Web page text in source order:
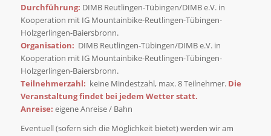
Durchführung: DIMB Reutlingen-Tübingen/DIMB e.V. in
Kooperation mit IG Mountainbike-Reutlingen-Tübingen-
Holzgerlingen-Baiersbronn.
Organisation: DIMB Reutlingen-Tübingen/DIMB e.V. in
Kooperation mit IG Mountainbike-Reutlingen-Tübingen-
Holzgerlingen-Baiersbronn.
Teilnehmerzahl: keine Mindestzahl, max. 8 Teilnehmer. Die
Veranstaltung findet bei jedem Wetter statt.
Anreise: eigene Anreise / Bahn
Eventuell (sofern sich die Möglichkeit bietet) werden wir am